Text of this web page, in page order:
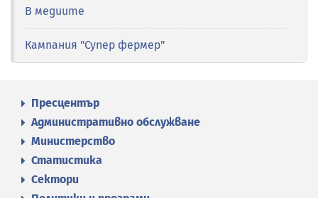
В медиите
Кампания "Супер фермер"
Пресцентър
Административно обслужване
Министерство
Статистика
Сектори